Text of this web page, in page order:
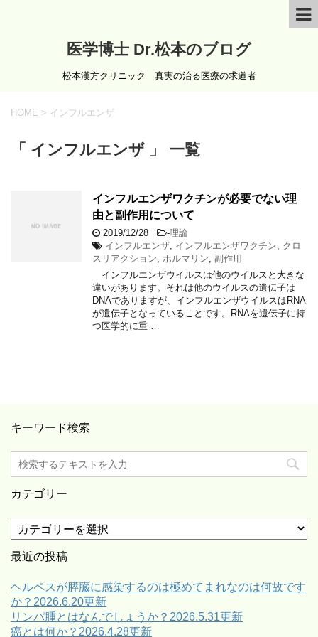
医学博士 Dr.松本のブログ
松本漢方クリニック 真実の治る医療の求道者
HOME > インフルエンザ
「 インフルエンザ 」 一覧
インフルエンザワクチンが必要でない理
由と副作用について
2019/12/28 -理論
インフルエンザ インフルエンザワクチン
クロ
スリアクション
ホルマリン 副作用
インフルエンザウイルスは他のウイルスと大きな
違いがあります。それは他のウイルスの遺伝子は
DNAでありますが、インフルエンザウイルスはRNA
が遺伝子となっていることです。RNAを遺伝子に持
つ医学的に重 …
キーワード検索
カテゴリー
テ
ゴ
ー
最近の投稿
ヘルペスが膵臓に感染するのは極めてまれなのは何故です
か？2026.6.20更新
リンパ腫とはなんでしょうか？2026.5.31更新
癌とは何か？2026.4.28更新